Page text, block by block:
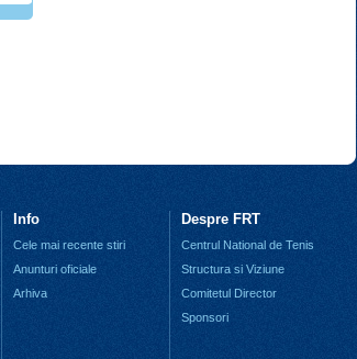
Info
Cele mai recente stiri
Anunturi oficiale
Arhiva
Despre FRT
Centrul National de Tenis
Structura si Viziune
Comitetul Director
Sponsori